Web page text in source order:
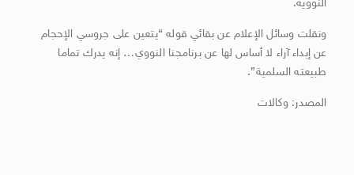
النووية.
ونقلت وسائل الإعلام عن بقائي قوله “يتعين على جروسي الإحجام
عن إبداء آراء لا أساس لها عن برنامجنا النووي… إنه يدرك تماما
طبيعته السلمية”.
المصدر: وكالات